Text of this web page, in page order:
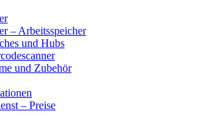
– Arbeitsspeicher
und Hubs
und Zubehör
– Preise